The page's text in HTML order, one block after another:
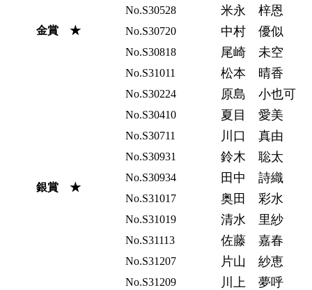
金賞 ★
No.S30528 米永 梓恩
No.S30720 中村 優似
No.S30818 尾崎 未空
No.S31011 松本 晴香
銀賞 ★
No.S30224 原島 小也可
No.S30410 夏目 愛美
No.S30711 川口 真由
No.S30931 鈴木 聡太
No.S30934 田中 詩織
No.S31017 奥田 彩水
No.S31019 清水 里紗
No.S31113 佐藤 嘉春
No.S31207 片山 紗恵
No.S31209 川上 夢呼